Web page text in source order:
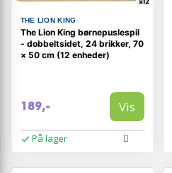
THE LION KING
The Lion King børnepuslespil
- dobbeltsidet, 24 brikker, 70
× 50 cm (12 enheder)
189,- Vis
På lager